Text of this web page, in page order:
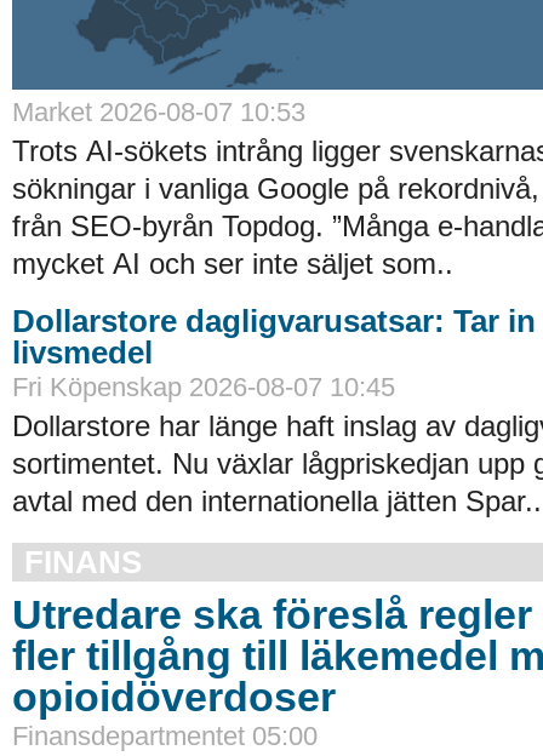
Market 2026-08-07 10:53
Trots AI-sökets intrång ligger
sökningar i vanliga Google på
från SEO-byrån Topdog. ”Många e-
mycket AI och ser inte säljet som..
Dollarstore dagligvarusatsar: Tar in
livsmedel
Fri Köpenskap 2026-08-07 10:45
Dollarstore har länge haft inslag av
sortimentet. Nu växlar lågpriskedjan upp
avtal med den internationella jätten
FINANS
Utredare ska föreslå
fler tillgång till läkemedel
opioidöverdoser
Finansdepartmentet 05:00